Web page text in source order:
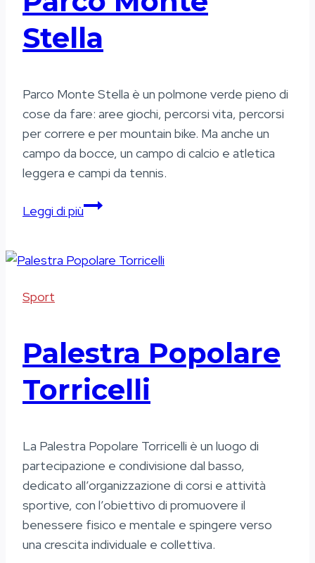
Stella
Parco Monte Stella è un polmone verde pieno di
cose da fare: aree giochi, percorsi vita, percorsi
per correre e per mountain bike. Ma anche un
campo da bocce, un campo di calcio e atletica
leggera e campi da tennis.
Leggi di piùParco
Sport
Palestra Popolare
Torricelli
La Palestra Popolare Torricelli è un luogo di
partecipazione e condivisione dal basso,
dedicato all’organizzazione di corsi e attività
sportive, con l’obiettivo di promuovere il
benessere fisico e mentale e spingere verso
una crescita individuale e collettiva.